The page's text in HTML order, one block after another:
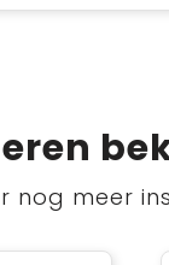
nog meer